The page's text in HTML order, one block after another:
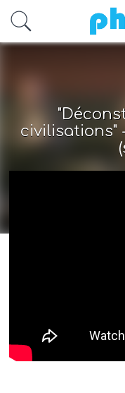
civilisations"